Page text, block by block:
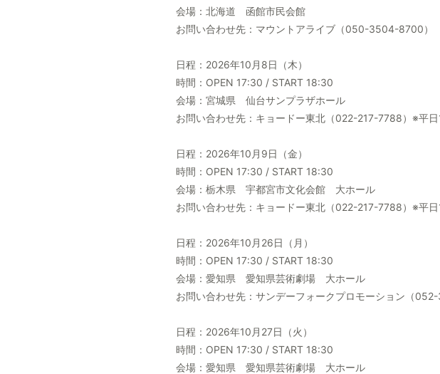
会場：北海道 函館市民会館
お問い合わせ先：マウントアライブ（050-3504-8700）
日程：2026年10月8日（木）
時間：OPEN 17:30 / START 18:30
会場：宮城県 仙台サンプラザホール
お問い合わせ先：キョードー東北（022-217-7788）※平
日程：2026年10月9日（金）
時間：OPEN 17:30 / START 18:30
会場：栃木県 宇都宮市文化会館 大ホール
お問い合わせ先：キョードー東北（022-217-7788）※平
日程：2026年10月26日（月）
時間：OPEN 17:30 / START 18:30
会場：愛知県 愛知県芸術劇場 大ホール
お問い合わせ先：サンデーフォークプロモーション（
日程：2026年10月27日（火）
時間：OPEN 17:30 / START 18:30
会場：愛知県 愛知県芸術劇場 大ホール